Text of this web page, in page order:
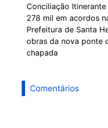
Conciliação
278 mil em acordos
Prefeitura de Santa
obras da nova ponte
chapada
Comentários